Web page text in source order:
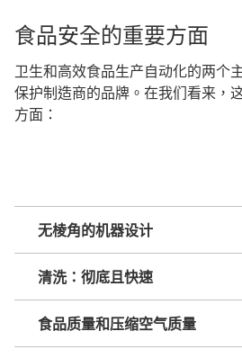
食品安全的重要方面
卫生和高效食品生产自动化的两个
保护制造商的品牌。在我们看来，
方面：
无棱角的机器设计
清洗：彻底且快速
食品质量和压缩空气质量